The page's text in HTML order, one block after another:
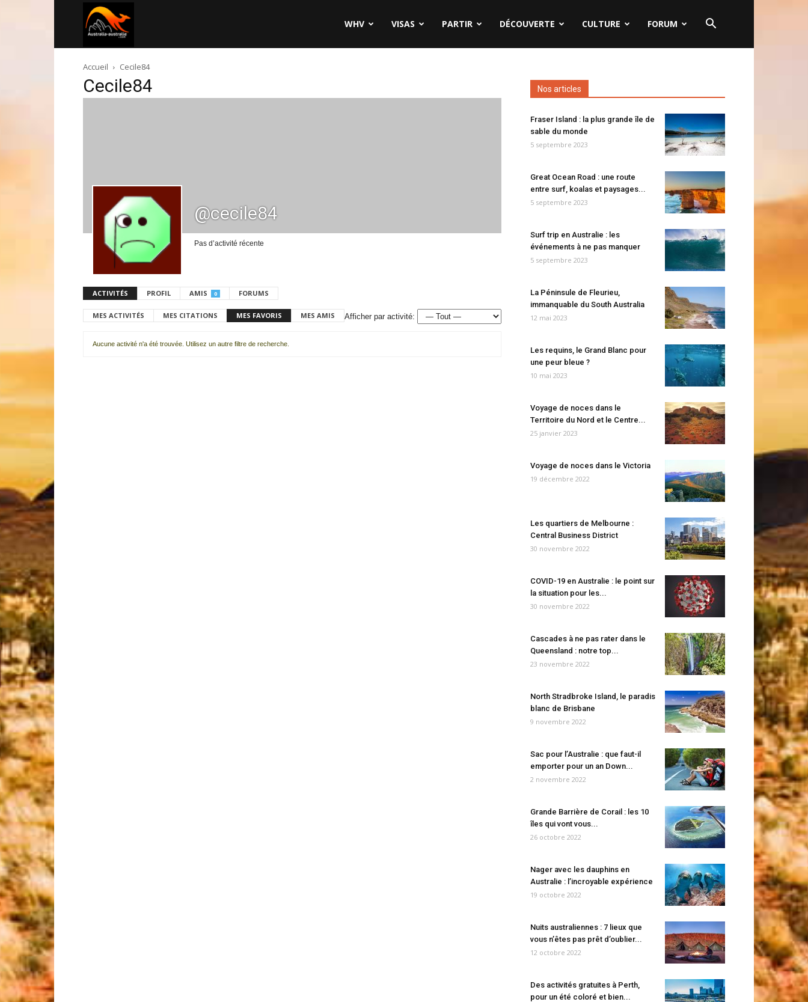
australie.com
WHV VISAS PARTIR DÉCOUVERTE CULTURE FORUM
Accueil Cecile84
Cecile84
@cecile84
Pas d’activité récente
ACTIVITÉS PROFIL AMIS 0 FORUMS
MES ACTIVITÉS MES CITATIONS MES FAVORIS MES AMIS Afficher par activité:
Aucune activité n'a été trouvée. Utilisez un autre filtre de recherche.
Nos articles
Fraser Island : la plus grande île de
sable du monde
5 septembre 2023
Great Ocean Road : une route
entre surf, koalas et paysages...
5 septembre 2023
Surf trip en Australie : les
événements à ne pas manquer
5 septembre 2023
La Péninsule de Fleurieu,
immanquable du South Australia
12 mai 2023
Les requins, le Grand Blanc pour
une peur bleue ?
10 mai 2023
Voyage de noces dans le
Territoire du Nord et le Centre...
25 janvier 2023
Voyage de noces dans le Victoria
19 décembre 2022
Les quartiers de Melbourne :
Central Business District
30 novembre 2022
COVID-19 en Australie : le point sur
la situation pour les...
30 novembre 2022
Cascades à ne pas rater dans le
Queensland : notre top...
23 novembre 2022
North Stradbroke Island, le paradis
blanc de Brisbane
9 novembre 2022
Sac pour l’Australie : que faut-il
emporter pour un an Down...
2 novembre 2022
Grande Barrière de Corail : les 10
îles qui vont vous...
26 octobre 2022
Nager avec les dauphins en
Australie : l’incroyable expérience
19 octobre 2022
Nuits australiennes : 7 lieux que
vous n’êtes pas prêt d’oublier...
12 octobre 2022
Des activités gratuites à Perth,
pour un été coloré et bien...